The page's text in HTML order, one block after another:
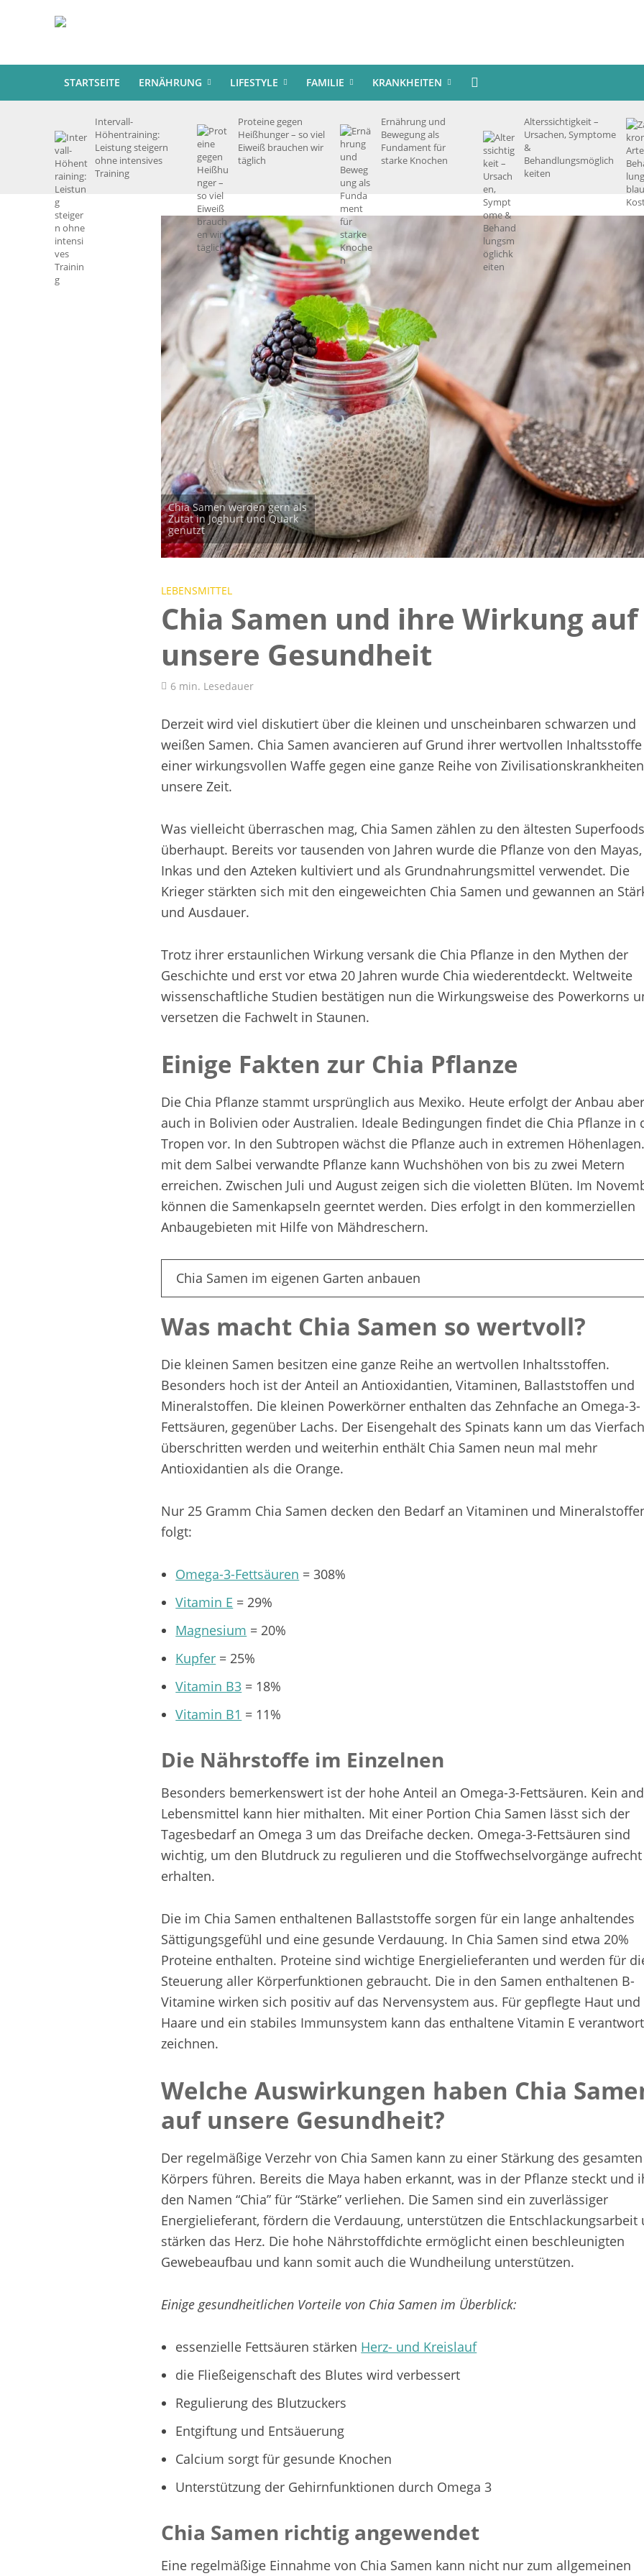
STARTSEITE ERNÄHRUNG LIFESTYLE FAMILIE KRANKHEITEN
Intervall-
Höhentraining:
Leistung steigern
ohne intensives
Training
Proteine gegen
Heißhunger – so viel
Eiweiß brauchen wir
täglich
Ernährung und
Bewegung als
Fundament für
starke Knochen
Alterssichtigkeit –
Ursachen, Symptome
&
Behandlungsmöglich
keiten
Chia Samen werden gern als
Zutat in Joghurt und Quark
genutzt
LEBENSMITTEL
Chia Samen und ihre Wirkung auf
unsere Gesundheit
6 min. Lesedauer
Derzeit wird viel diskutiert über die kleinen und unscheinbaren schwarzen und
weißen Samen. Chia Samen avancieren auf Grund ihrer wertvollen Inhaltsstoffe
einer wirkungsvollen Waffe gegen eine ganze Reihe von Zivilisationskrankheiten
unsere Zeit.
Was vielleicht überraschen mag, Chia Samen zählen zu den ältesten Superfoods
überhaupt. Bereits vor tausenden von Jahren wurde die Pflanze von den
Inkas und den Azteken kultiviert und als Grundnahrungsmittel verwendet. Die
Krieger stärkten sich mit den eingeweichten Chia Samen und gewannen an
und Ausdauer.
Trotz ihrer erstaunlichen Wirkung versank die Chia Pflanze in den Mythen der
Geschichte und erst vor etwa 20 Jahren wurde Chia wiederentdeckt. Weltweite
wissenschaftliche Studien bestätigen nun die Wirkungsweise des Powerkorns
versetzen die Fachwelt in Staunen.
Einige Fakten zur Chia Pflanze
Die Chia Pflanze stammt ursprünglich aus Mexiko. Heute erfolgt der Anbau aber
auch in Bolivien oder Australien. Ideale Bedingungen findet die Chia Pflanze in
Tropen vor. In den Subtropen wächst die Pflanze auch in extremen
mit dem Salbei verwandte Pflanze kann Wuchshöhen von bis zu zwei Metern
erreichen. Zwischen Juli und August zeigen sich die violetten Blüten. Im
können die Samenkapseln geerntet werden. Dies erfolgt in den kommerziellen
Anbaugebieten mit Hilfe von Mähdreschern.
Chia Samen im eigenen Garten anbauen
Was macht Chia Samen so wertvoll?
Die kleinen Samen besitzen eine ganze Reihe an wertvollen Inhaltsstoffen.
Besonders hoch ist der Anteil an Antioxidantien, Vitaminen, Ballaststoffen und
Mineralstoffen. Die kleinen Powerkörner enthalten das Zehnfache an Omega-3-
Fettsäuren, gegenüber Lachs. Der Eisengehalt des Spinats kann um das
überschritten werden und weiterhin enthält Chia Samen neun mal mehr
Antioxidantien als die Orange.
Nur 25 Gramm Chia Samen decken den Bedarf an Vitaminen und
folgt:
Omega-3-Fettsäuren = 308%
Vitamin E = 29%
Magnesium = 20%
Kupfer = 25%
Vitamin B3 = 18%
Vitamin B1 = 11%
Die Nährstoffe im Einzelnen
Besonders bemerkenswert ist der hohe Anteil an Omega-3-Fettsäuren. Kein
Lebensmittel kann hier mithalten. Mit einer Portion Chia Samen lässt sich der
Tagesbedarf an Omega 3 um das Dreifache decken. Omega-3-Fettsäuren sind
wichtig, um den Blutdruck zu regulieren und die Stoffwechselvorgänge aufrecht
erhalten.
Die im Chia Samen enthaltenen Ballaststoffe sorgen für ein lange anhaltendes
Sättigungsgefühl und eine gesunde Verdauung. In Chia Samen sind etwa 20%
Proteine enthalten. Proteine sind wichtige Energielieferanten und werden für
Steuerung aller Körperfunktionen gebraucht. Die in den Samen enthaltenen B-
Vitamine wirken sich positiv auf das Nervensystem aus. Für gepflegte Haut und
Haare und ein stabiles Immunsystem kann das enthaltene Vitamin E
zeichnen.
Welche Auswirkungen haben Chia
auf unsere Gesundheit?
Der regelmäßige Verzehr von Chia Samen kann zu einer Stärkung des gesamten
Körpers führen. Bereits die Maya haben erkannt, was in der Pflanze steckt und
den Namen “Chia” für “Stärke” verliehen. Die Samen sind ein zuverlässiger
Energielieferant, fördern die Verdauung, unterstützen die Entschlackungsarbeit
stärken das Herz. Die hohe Nährstoffdichte ermöglicht einen beschleunigten
Gewebeaufbau und kann somit auch die Wundheilung unterstützen.
Einige gesundheitlichen Vorteile von Chia Samen im Überblick:
essenzielle Fettsäuren stärken Herz- und Kreislauf
die Fließeigenschaft des Blutes wird verbessert
Regulierung des Blutzuckers
Entgiftung und Entsäuerung
Calcium sorgt für gesunde Knochen
Unterstützung der Gehirnfunktionen durch Omega 3
Chia Samen richtig angewendet
Eine regelmäßige Einnahme von Chia Samen kann nicht nur zum allgemeinen